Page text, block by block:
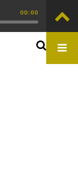
00:00